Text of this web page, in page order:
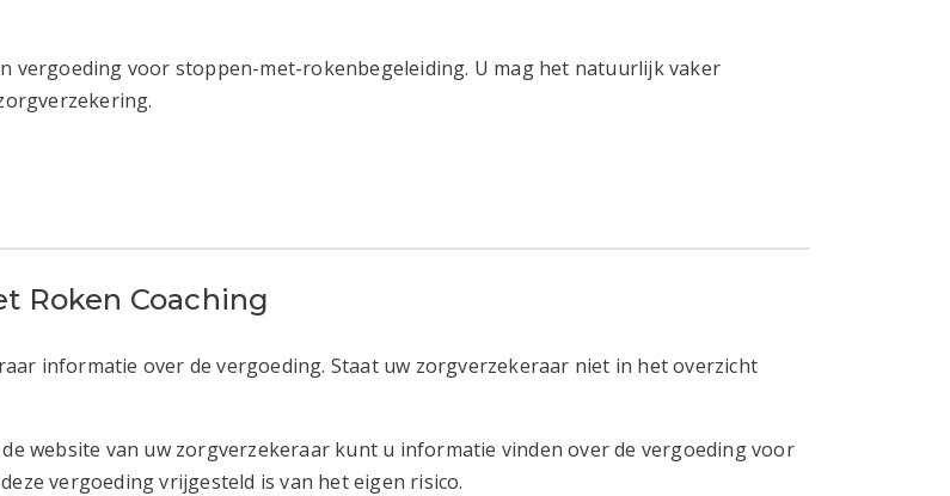
vergoeding voor stoppen-met-rokenbegeleiding. U mag het natuurlijk vaker
Roken Coaching
informatie over de vergoeding. Staat uw zorgverzekeraar niet in het overzicht
website van uw zorgverzekeraar kunt u informatie vinden over de vergoeding voor
vergoeding vrijgesteld is van het eigen risico.